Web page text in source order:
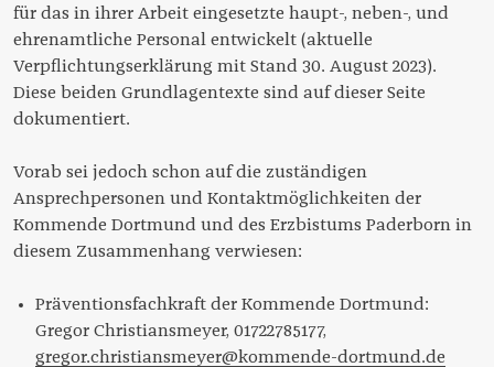
für das in ihrer Arbeit eingesetzte haupt-, neben-, und
ehrenamtliche Personal entwickelt (aktuelle
Verpflichtungserklärung mit Stand 30. August 2023).
Diese beiden Grundlagentexte sind auf dieser Seite
dokumentiert.
Vorab sei jedoch schon auf die zuständigen
Ansprechpersonen und Kontaktmöglichkeiten der
Kommende Dortmund und des Erzbistums Paderborn in
diesem Zusammenhang verwiesen:
Präventionsfachkraft der Kommende Dortmund:
Gregor Christiansmeyer, 01722785177,
gregor.christiansmeyer@kommende-dortmund.de